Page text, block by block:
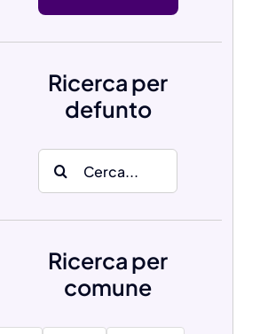
Ricerca per
defunto
Search
for:
Ricerca per
comune